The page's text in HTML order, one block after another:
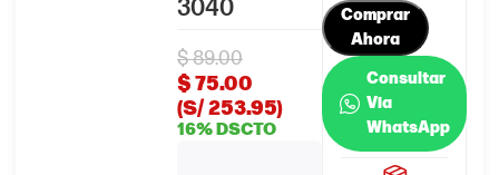
3040
$89.00
$75.00
(S/ 253.95)
16% DSCTO
Comprar
Ahora
Consultar
Via
WhatsApp